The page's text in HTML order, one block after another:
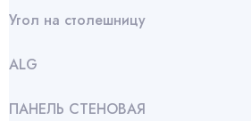
Угол на столешницу
АLG
ПАНЕЛЬ СТЕНОВАЯ